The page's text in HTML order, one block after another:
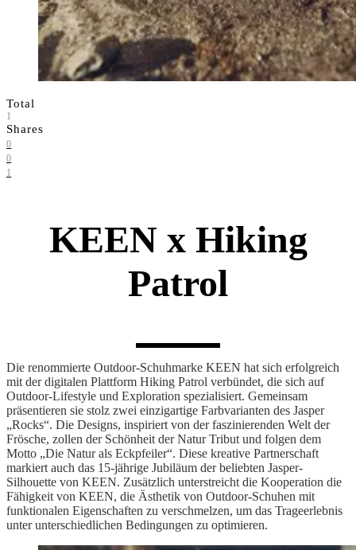
Total
1
Shares
0
0
1
KEEN x Hiking
Patrol
Die renommierte Outdoor-Schuhmarke KEEN hat sich erfolgreich
mit der digitalen Plattform Hiking Patrol verbündet, die sich auf
Outdoor-Lifestyle und Exploration spezialisiert. Gemeinsam
präsentieren sie stolz zwei einzigartige Farbvarianten des Jasper
„Rocks“. Die Designs, inspiriert von der faszinierenden Welt der
Frösche, zollen der Schönheit der Natur Tribut und folgen dem
Motto „Die Natur als Eckpfeiler“. Diese kreative Partnerschaft
markiert auch das 15-jährige Jubiläum der beliebten Jasper-
Silhouette von KEEN. Zusätzlich unterstreicht die Kooperation die
Fähigkeit von KEEN, die Ästhetik von Outdoor-Schuhen mit
funktionalen Eigenschaften zu verschmelzen, um das Trageerlebnis
unter unterschiedlichen Bedingungen zu optimieren.